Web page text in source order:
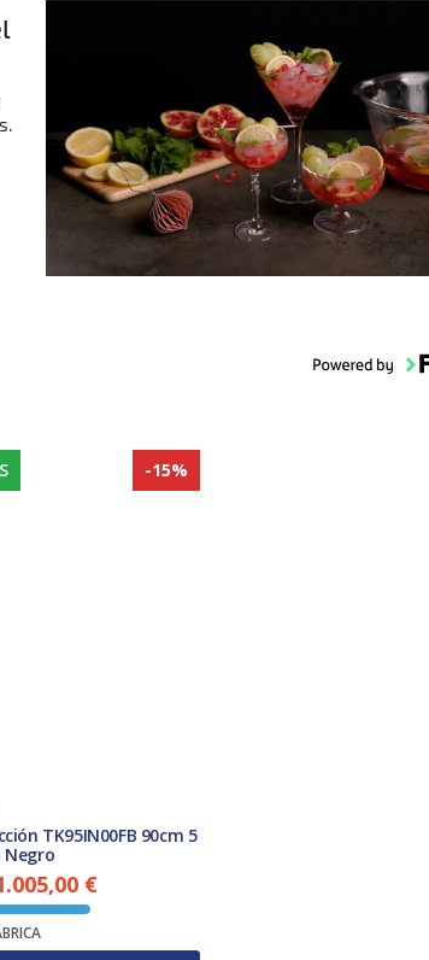
-15%
TK95IN00FB 90cm 5
Negro
€